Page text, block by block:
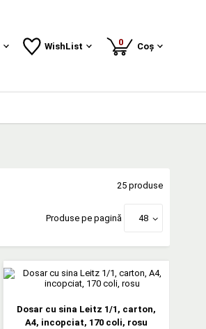
WishList 0produse
Coș
25 produse
Produse pe pagină 48
Dosar cu sina Leitz 1/1, carton,
A4, incopciat, 170 coli, rosu